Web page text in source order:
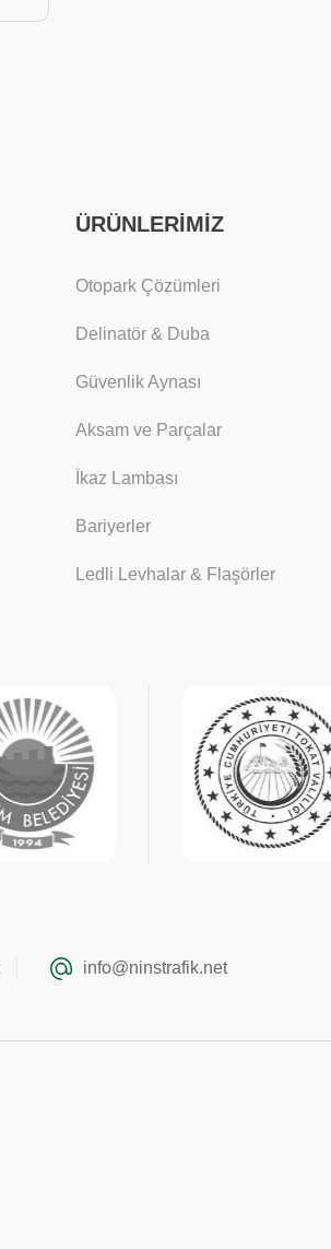
ÜRÜNLERİMİZ
Otopark Çözümleri
Delinatör & Duba
Güvenlik Aynası
Aksam ve Parçalar
İkaz Lambası
Bariyerler
Ledli Levhalar & Flaşörler
info@ninstrafik.net